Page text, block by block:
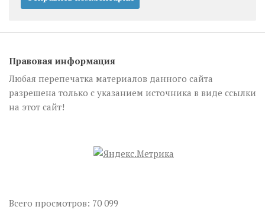
Правовая информация
Любая перепечатка материалов данного сайта
разрешена только с указанием источника в виде ссылки
на этот сайт!
Всего просмотров: 70 099